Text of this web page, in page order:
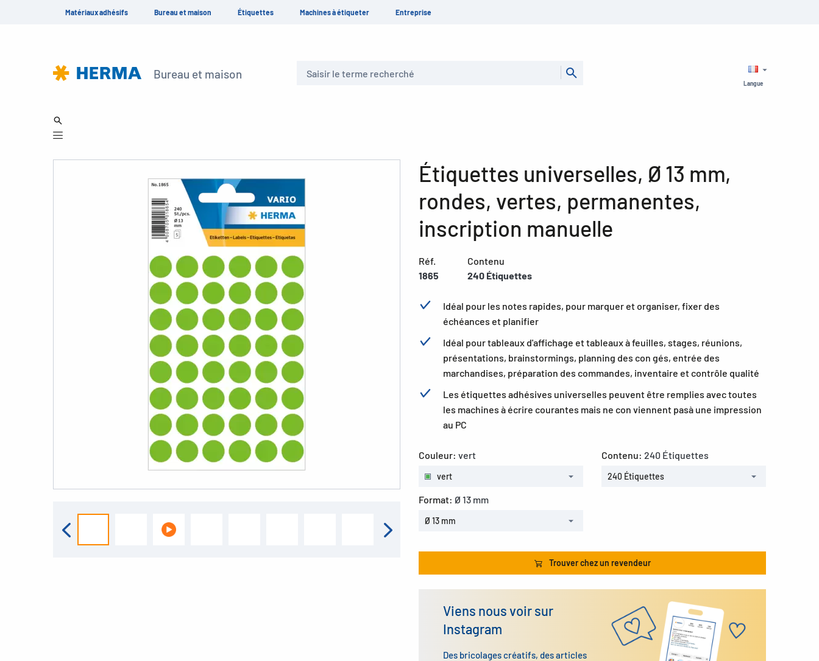
Matériaux adhésifs Bureau et maison Étiquettes Machines à étiqueter Entreprise
Bureau et maison
Langue
Étiquettes universelles, Ø 13 mm,
rondes, vertes, permanentes,
inscription manuelle
Réf.
1865
Contenu
240 Étiquettes
Idéal pour les notes rapides, pour marquer et organiser, fixer des
échéances et planifier
Idéal pour tableaux d'affichage et tableaux à feuilles, stages, réunions,
présentations, brainstormings, planning des con gés, entrée des
marchandises, préparation des commandes, inventaire et contrôle qualité
Les étiquettes adhésives universelles peuvent être remplies avec toutes
les machines à écrire courantes mais ne con viennent pasà une impression
au PC
Couleur: vert
vert
Contenu: 240 Étiquettes
240 Étiquettes
Format: Ø 13 mm
Ø 13 mm
Trouver chez un revendeur
Viens nous voir sur
Instagram
Des bricolages créatifs, des articles